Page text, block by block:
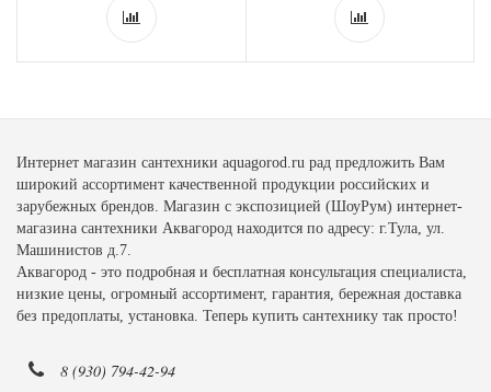
Интернет магазин сантехники aquagorod.ru рад предложить Вам
широкий ассортимент качественной продукции российских и
зарубежных брендов. Магазин с экспозицией (ШоуРум) интернет-
магазина сантехники Аквагород находится по адресу: г.Тула, ул.
Машинистов д.7.
Аквагород - это подробная и бесплатная консультация специалиста,
низкие цены, огромный ассортимент, гарантия, бережная доставка
без предоплаты, установка. Теперь купить сантехнику так просто!
8 (930) 794-42-94